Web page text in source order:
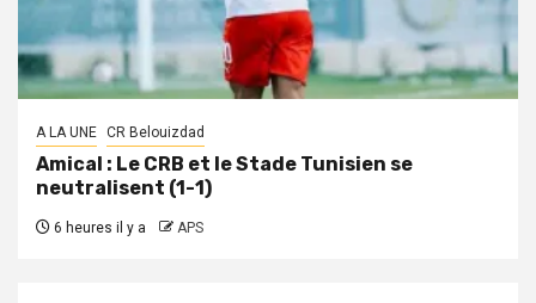
A LA UNE CR Belouizdad
Amical : Le CRB et le Stade Tunisien se
neutralisent (1-1)
6 heures il y a APS